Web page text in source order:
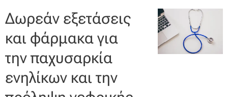
Δωρεάν εξετάσεις
και φάρμακα για
την παχυσαρκία
ενηλίκων και την